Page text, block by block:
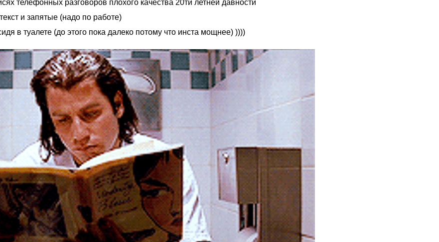
телефонных разговоров плохого качества 20ти летней давности
и запятые (надо по работе)
в туалете (до этого пока далеко потому что инста мощнее) ))))